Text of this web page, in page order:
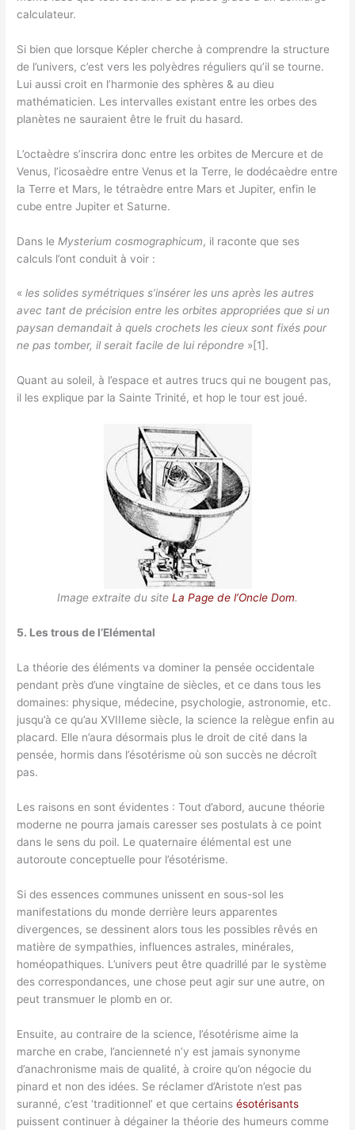
calculateur.
Si bien que lorsque Képler cherche à comprendre la structure
de l’univers, c’est vers les polyèdres réguliers qu’il se tourne.
Lui aussi croit en l’harmonie des sphères & au dieu
mathématicien. Les intervalles existant entre les orbes des
planètes ne sauraient être le fruit du hasard.
L’octaèdre s’inscrira donc entre les orbites de Mercure et de
Venus, l’icosaèdre entre Venus et la Terre, le dodécaèdre entre
la Terre et Mars, le tétraèdre entre Mars et Jupiter, enfin le
cube entre Jupiter et Saturne.
Dans le Mysterium cosmographicum, il raconte que ses
calculs l’ont conduit à voir :
«les solides symétriques s’insérer les uns après les autres
avec tant de précision entre les orbites appropriées que si un
paysan demandait à quels crochets les cieux sont fixés pour
ne pas tomber, il serait facile de lui répondre »[1].
Quant au soleil, à l’espace et autres trucs qui ne bougent pas,
il les explique par la Sainte Trinité, et hop le tour est joué.
Image extraite du site La Page de l’Oncle Dom.
5. Les trous de l’Elémental
La théorie des éléments va dominer la pensée occidentale
pendant près d’une vingtaine de siècles, et ce dans tous les
domaines: physique, médecine, psychologie, astronomie, etc.
jusqu’à ce qu’au XVIIIeme siècle, la science la relègue enfin au
placard. Elle n’aura désormais plus le droit de cité dans la
pensée, hormis dans l’ésotérisme où son succès ne décroît
pas.
Les raisons en sont évidentes : Tout d’abord, aucune théorie
moderne ne pourra jamais caresser ses postulats à ce point
dans le sens du poil. Le quaternaire élémental est une
autoroute conceptuelle pour l’ésotérisme.
Si des essences communes unissent en sous-sol les
manifestations du monde derrière leurs apparentes
divergences, se dessinent alors tous les possibles rêvés en
matière de sympathies, influences astrales, minérales,
homéopathiques. L’univers peut être quadrillé par le système
des correspondances, une chose peut agir sur une autre, on
peut transmuer le plomb en or.
Ensuite, au contraire de la science, l’ésotérisme aime la
marche en crabe, l’ancienneté n’y est jamais synonyme
d’anachronisme mais de qualité, à croire qu’on négocie du
pinard et non des idées. Se réclamer d’Aristote n’est pas
suranné, c’est ‘traditionnel’ et que certainsésotérisants
puissent continuer à dégainer la théorie des humeurs comme